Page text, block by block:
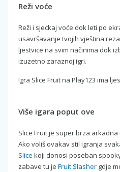
Reži voće
Reži i sjeckaj voće dok leti po
usavršavanje tvojih vještina
ljestvice na svim načinima dok
izuzetno zaraznoj igri.
Igra Slice Fruit na Play123 ima
Više igara poput ove
Slice Fruit je super brza
Ako voliš ovakav stil igranja
Slice koji donosi poseban
zabave tu je Fruit Slasher gdje